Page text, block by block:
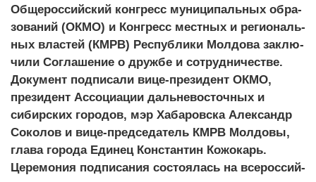
Обще­рос­сий­ский кон­гресс му­ници­паль­ных об­ра­
зова­ний (ОКМО) и Кон­гресс мес­тных и ре­ги­ональ­
ных влас­тей (КМРВ) Рес­публи­ки Мол­до­ва зак­лю­
чили Cог­ла­шение о друж­бе и сот­рудни­чес­тве.
Документ подписали ви­це-пре­зидент ОКМО,
президент Ассоциации дальневосточных и
сибирских городов, мэр Хаба­ров­ска Алек­сандр
Соко­лов и ви­це-пред­се­датель КМРВ Мол­до­вы,
глава города Еди­нец Кон­стан­тин Кожо­карь.
Церемония подписания состоялась на все­рос­сий­